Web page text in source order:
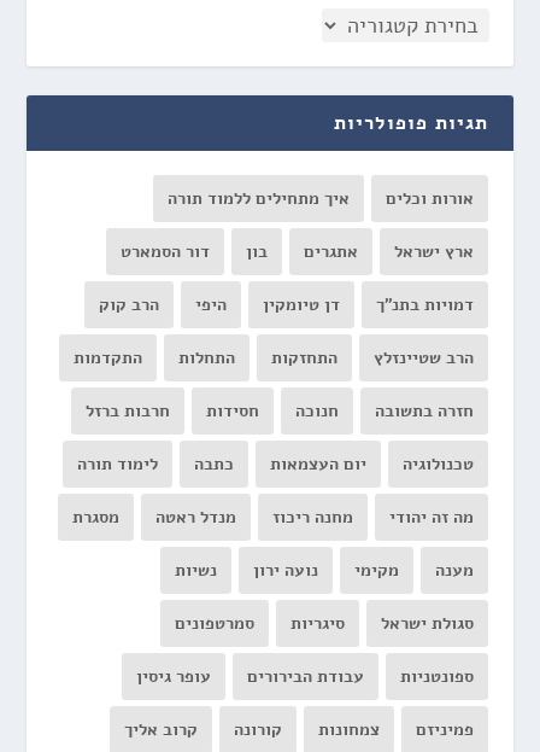
תגיות פופולריות
אורות וכלים איך מתחילים ללמוד תורה
ארץ ישראל אתגרים בון דור הסמארט
דמויות בתנ"ך דן טיומקין היפי הרב קוק
הרב שטיינזלץ התחזקות התחלות התקדמות
חזרה בתשובה חנוכה חסידות חרבות ברזל
טכנולוגיה יום העצמאות כתבה לימוד תורה
מה זה יהודי מחנה ריכוז מנדל ראטה מסגרת
מענה מקימי נועה ירון נשיות
סגולת ישראל סיגריות סמרטפונים
ספונטניות עבודת הבירורים עופר גיסין
פמיניזם צמחונות קורונה קרוב אליך